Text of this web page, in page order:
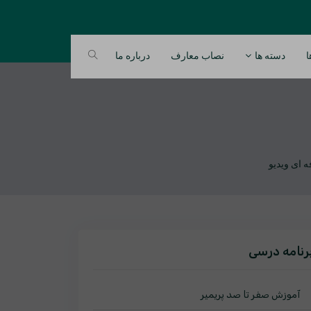
دسته ها نصاب معارف درباره ما
درسی
آموزش صفر تا صد پریمیر